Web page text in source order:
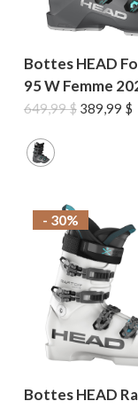
Bottes HEAD
95 W Femme
649,99$ Le
389,99 $Le
- 30%
Bottes HEAD